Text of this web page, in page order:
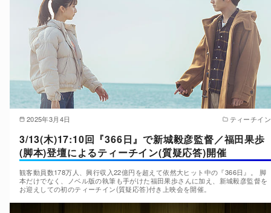
2025年3月4日 ティーチイン
3/13(木)17:10回『366日』で新城毅彦監督／福田果歩
(脚本)登壇によるティーチイン(質疑応答)開催
観客動員数178万人、興行収入22億円を超えて依然大ヒット中の『366日』。 脚
本だけでなく、ノベル版の執筆も手がけた福田果歩さんに加え、新城毅彦監督を
お迎えしての初のティーチイン(質疑応答)付き上映会を開催。